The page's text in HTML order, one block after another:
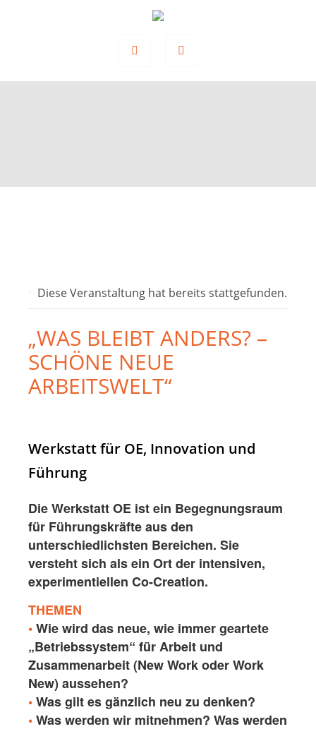
Diese Veranstaltung hat bereits stattgefunden.
„WAS BLEIBT ANDERS? –
SCHÖNE NEUE
ARBEITSWELT“
Werkstatt für OE, Innovation und
Führung
Die Werkstatt OE ist ein Begegnungsraum
für Führungskräfte aus den
unterschiedlichsten Bereichen. Sie
versteht sich als ein Ort der intensiven,
experimentiellen Co-Creation.
THEMEN
•Wie wird das neue, wie immer geartete
„Betriebssystem“ für Arbeit und
Zusammenarbeit (New Work oder Work
New) aussehen?
•Was gilt es gänzlich neu zu denken?
•Was werden wir mitnehmen? Was werden